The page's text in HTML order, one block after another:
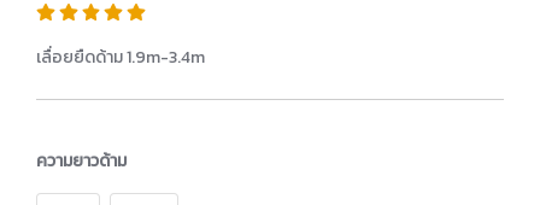
เลื่อยยืดด้าม 1.9m-3.4m
ความยาวด้าม